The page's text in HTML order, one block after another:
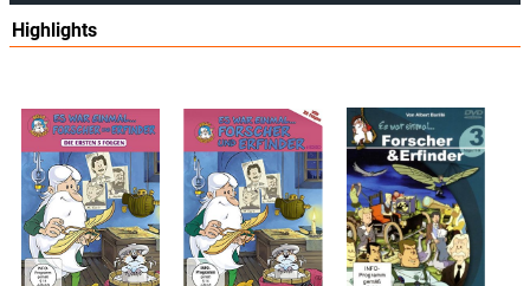
Highlights